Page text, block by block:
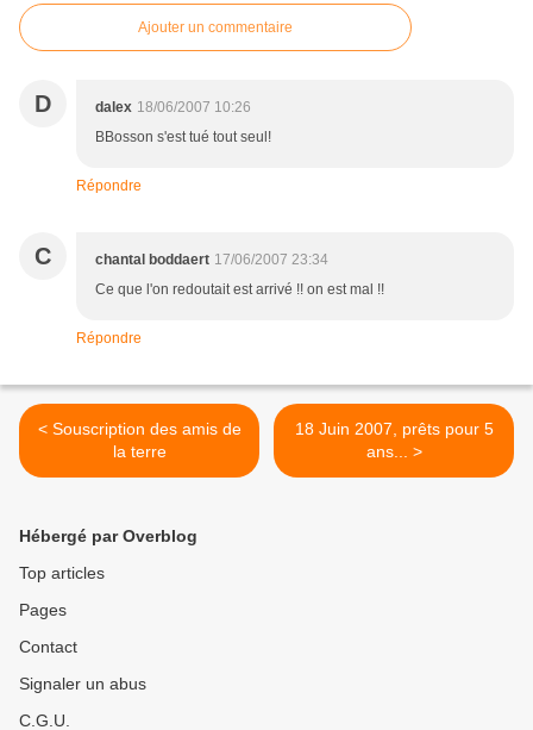
Ajouter un commentaire
D dalex 18/06/2007 10:26
BBosson s'est tué tout seul!
Répondre
C chantal boddaert 17/06/2007 23:34
Ce que l'on redoutait est arrivé !! on est mal !!
Répondre
< Souscription des amis de
la terre
18 Juin 2007, prêts pour 5
ans... >
Hébergé par Overblog
Top articles
Pages
Contact
Signaler un abus
C.G.U.